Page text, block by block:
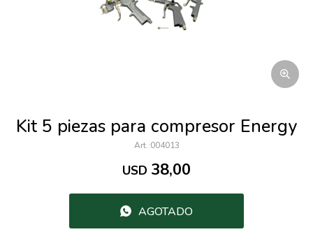
Kit 5 piezas para compresor Energy
004013
USD 38,00
AGOTADO